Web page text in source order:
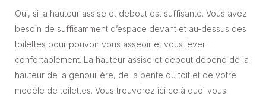
Oui, si la hauteur assise et debout est suffisante. Vous avez
besoin de suffisamment d’espace devant et au-dessus des
toilettes pour pouvoir vous asseoir et vous lever
confortablement. La hauteur assise et debout dépend de la
hauteur de la genouillère, de la pente du toit et de votre
modèle de toilettes. Vous trouverez ici ce à quoi vous